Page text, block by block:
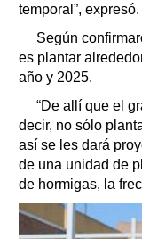
temporal”, expresó.
Según
es plantar
año y 2025.
“De allí que el
decir, no sólo
así se les dará
de una unidad de
de hormigas, la